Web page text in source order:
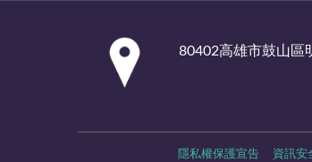
80402高雄市鼓山區
隱私權保護宣告 資訊安